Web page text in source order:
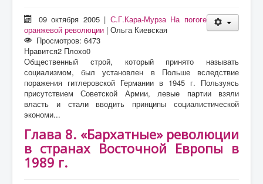
09 октября 2005 | С.Г.Кара-Мурза На погоге
оранжевой революции | Ольга Киевская
Просмотров: 6473
Нравится2 Плохо0
Общественный строй, который принято называть
социализмом, был установлен в Польше вследствие
поражения гитлеровской Германии в 1945 г. Пользуясь
присутствием Советской Армии, левые партии взяли
власть и стали вводить принципы социалистической
экономи...
Глава 8. «Бархатные» революции
в странах Восточной Европы в
1989 г.